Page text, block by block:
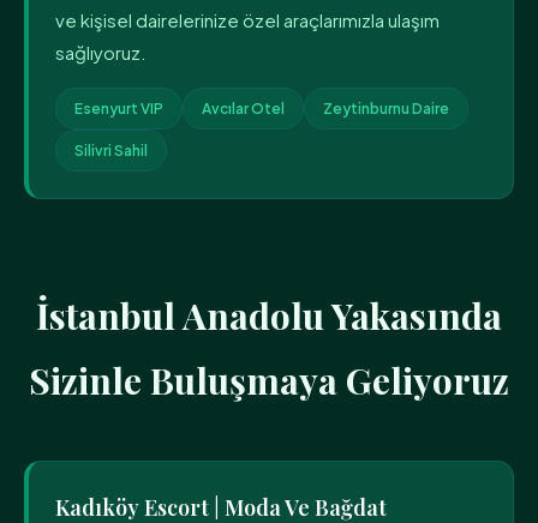
ve kişisel dairelerinize özel araçlarımızla ulaşım
sağlıyoruz.
Esenyurt VIP Avcılar Otel Zeytinburnu Daire
Silivri Sahil
İstanbul Anadolu Yakasında
Sizinle Buluşmaya Geliyoruz
Kadıköy Escort | Moda Ve Bağdat